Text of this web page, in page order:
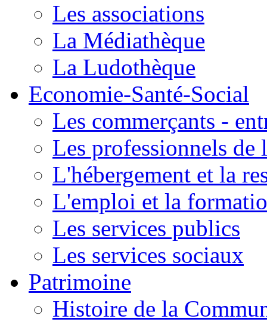
Les associations
La Médiathèque
La Ludothèque
Economie-Santé-Social
Les commerçants -
Les professionnels de
L'hébergement et la
L'emploi et la
Les services publics
Les services sociaux
Patrimoine
Histoire de la